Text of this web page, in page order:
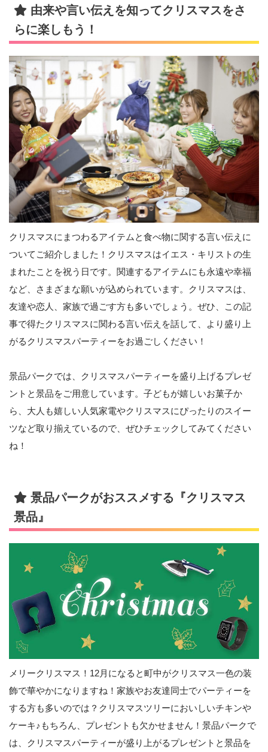
由来や言い伝えを知ってクリスマスをさ
らに楽しもう！
クリスマスにまつわるアイテムと食べ物に関する言い伝えに
ついてご紹介しました！クリスマスはイエス・キリストの生
まれたことを祝う日です。関連するアイテムにも永遠や幸福
など、さまざまな願いが込められています。クリスマスは、
友達や恋人、家族で過ごす方も多いでしょう。ぜひ、この記
事で得たクリスマスに関わる言い伝えを話して、より盛り上
がるクリスマスパーティーをお過ごしください！
景品パークでは、クリスマスパーティーを盛り上げるプレゼ
ントと景品をご用意しています。子どもが嬉しいお菓子か
ら、大人も嬉しい人気家電やクリスマスにぴったりのスイー
ツなど取り揃えているので、ぜひチェックしてみてください
ね！
景品パークがおススメする『クリスマス
景品』
メリークリスマス！12月になると町中がクリスマス一色の装
飾で華やかになりますね！家族やお友達同士でパーティーを
する方も多いのでは？クリスマスツリーにおいしいチキンや
ケーキ♪もちろん、プレゼントも欠かせません！景品パークで
は、クリスマスパーティーが盛り上がるプレゼントと景品を